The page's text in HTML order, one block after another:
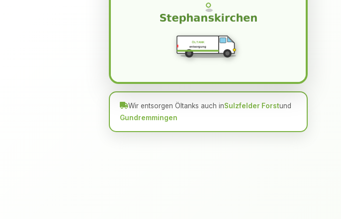
ÖLTANK
entsorgung
Wir entsorgen Öltanks auch inSulzfelder Forstund
Gundremmingen